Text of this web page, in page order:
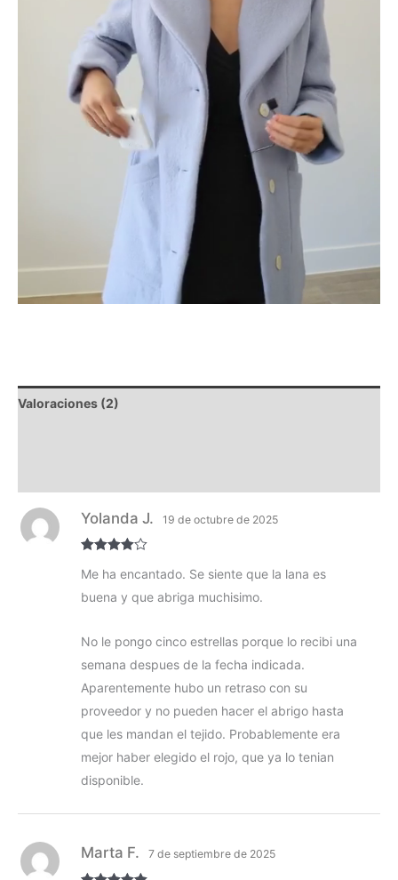
Valoraciones (2)
con 4de 5
Yolanda J. 19 de octubre de 2025
Me ha encantado. Se siente que la lana es
buena y que abriga muchisimo.
No le pongo cinco estrellas porque lo recibi una
semana despues de la fecha indicada.
Aparentemente hubo un retraso con su
proveedor y no pueden hacer el abrigo hasta
que les mandan el tejido. Probablemente era
mejor haber elegido el rojo, que ya lo tenian
disponible.
Marta F. 7 de septiembre de 2025